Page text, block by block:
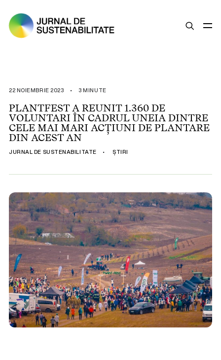
ȘTIRI
OPINII
ESG
LEGISLAȚIE
BUNE PRACTICI
22 NOIEMBRIE 2023 • 3 MINUTE
PLANTFEST A REUNIT 1.360 DE
VOLUNTARI ÎN CADRUL UNEIA DINTRE
CELE MAI MARI ACȚIUNI DE PLANTARE
DIN ACEST AN
JURNAL DE SUSTENABILITATE • ȘTIRI